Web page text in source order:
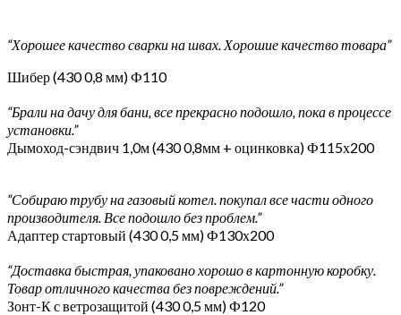
“Хорошее качество сварки на швах. Хорошие качество товара”
Шибер (430 0,8 мм) Ф110
“Брали на дачу для бани, все прекрасно подошло, пока в процессе
установки.”
Дымоход-сэндвич 1,0м (430 0,8мм + оцинковка) Ф115х200
“Собираю трубу на газовый котел. покупал все части одного
производителя. Все подошло без проблем.”
Адаптер стартовый (430 0,5 мм) Ф130х200
“Доставка быстрая, упаковано хорошо в картонную коробку.
Товар отличного качества без повреждений.”
Зонт-К с ветрозащитой (430 0,5 мм) Ф120